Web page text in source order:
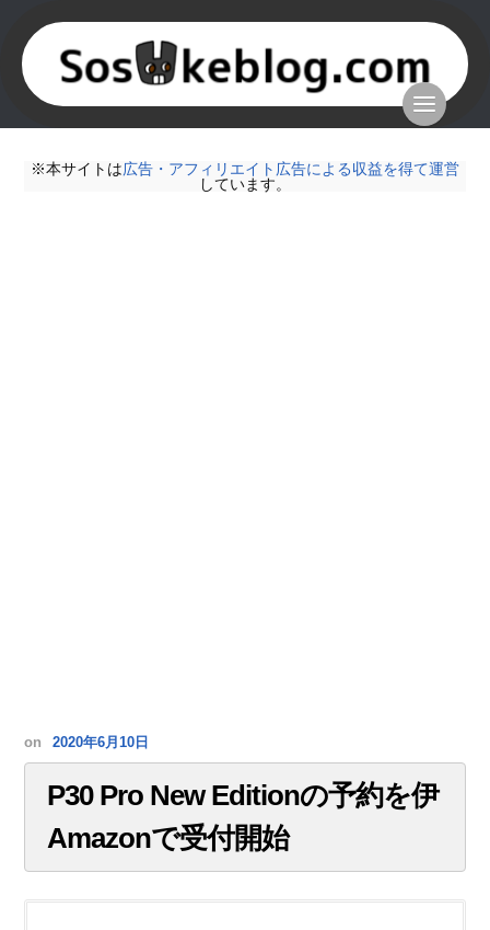
※本サイトは広告・アフィリエイト広告による収益を得て運営
しています。
on 2020年6月10日
P30 Pro New Editionの予約を伊
Amazonで受付開始